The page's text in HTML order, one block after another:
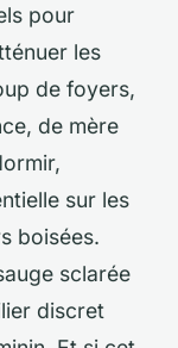
pour
les
de foyers,
de mère
sur les
boisées.
sclarée
discret